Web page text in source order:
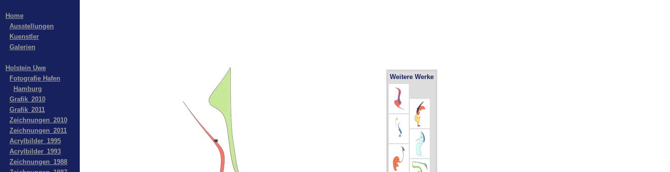
Home
Ausstellungen
Kuenstler
Galerien
Holstein Uwe
Fotografie Hafen
Hamburg
Grafik_2010
Grafik_2011
Zeichnungen_2010
Zeichnungen_2011
Acrylbilder_1995
Acrylbilder_1993
Zeichnungen_1988
Weitere Werke